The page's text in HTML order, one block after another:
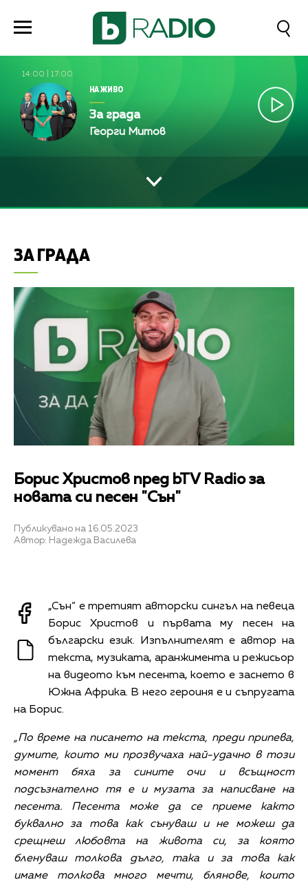
14:00 17:00
НА ЖИВО
За града
Георги Митов
ЗА ГРАДА
Борис Христов пред bTV Radio за
новата си песен "Сън"
Публикувано на 16.05.2023
Автор: Надежда Василева
„Сън“ е третият авторски сингъл на певеца
Борис Христов и първата му песен на
български език. Изпълнителят е автор на
текста, музиката, аранжимента и режисьор
на видеото към песента, което е заснето в
Южна Африка. В него героиня е и съпругата
на Борис.
„По време на писането на текста, преди припева,
думите, които ми прозвучаха най-удачно в този
момент бяха за сините очи и всъщност
подсъзнателно тя е и музата за написване на
песента. Песента може да се приеме както
буквално за това как сънуваш и не можеш да
срещнеш любовта на живота си, за която
бленуваш толкова дълго, така и за това как
имаме толкова много мечти, блянове, които